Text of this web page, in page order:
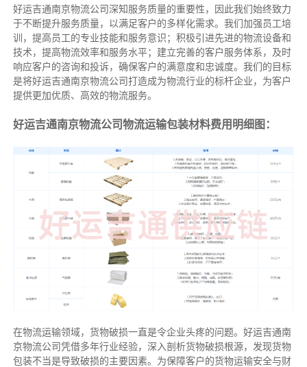
好运吉通南京物流公司深知服务质量的重要性，因此我们始终致力
于不断提升服务质量，以满足客户的多样化需求。我们加强员工培
训，提高员工的专业技能和服务意识；积极引进先进的物流设备和
技术，提高物流效率和服务水平；建立完善的客户服务体系，及时
响应客户的咨询和投诉，确保客户的满意度和忠诚度。我们的目标
是将好运吉通南京物流公司打造成为物流行业的标杆企业，为客户
提供更加优质、高效的物流服务。
好运吉通南京物流公司物流运输包装材料费用明细图：
在物流运输领域，货物破损一直是令企业头疼的问题。好运吉通南
京物流公司凭借多年行业经验，深入剖析货物破损根源，发现货物
包装不当是导致破损的主要因素。为保障客户的货物运输安全与财